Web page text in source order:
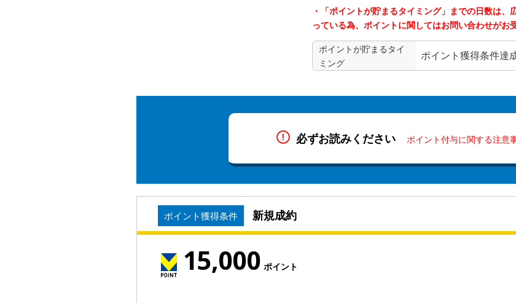
・「ポイントが貯まるタイミング」までの日数は
っている為、ポイントに関してはお問い合わせがお
ポイントが貯まる タイ
ミング
ポイント獲得条件達
必ずお読みください ポイント付与に関する注意
ポイント獲得条件 新規成約
15,000 ポイント